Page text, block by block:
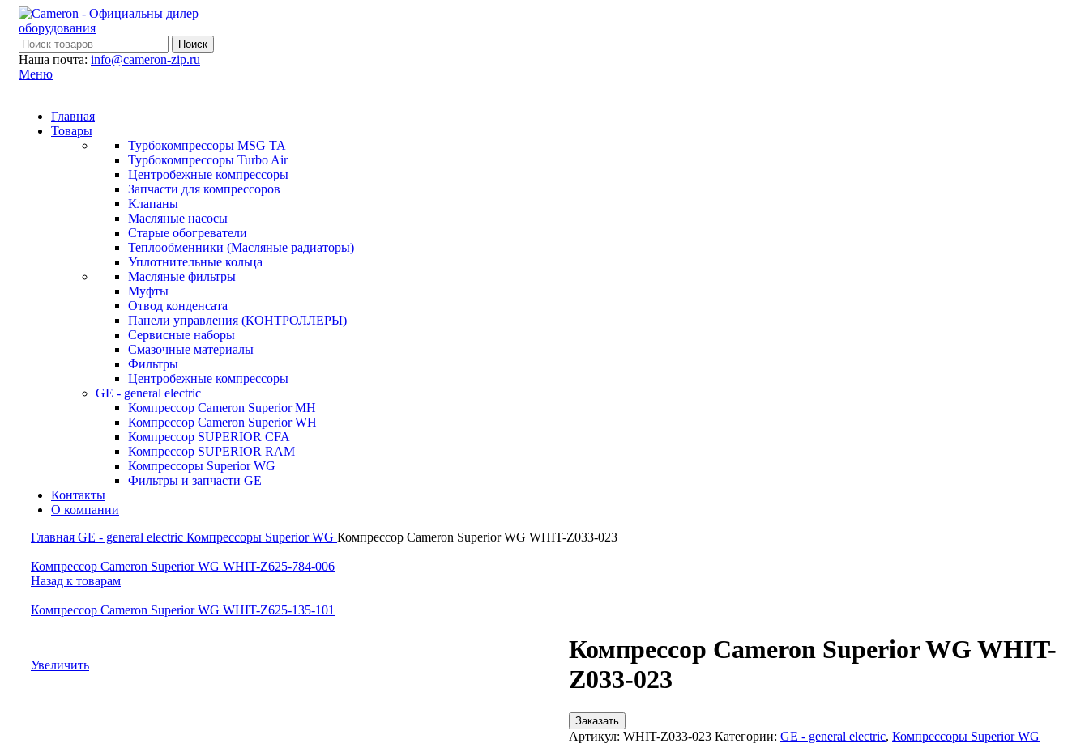
Поиск
Наша почта: info@cameron-zip.ru
Меню
Главная
Товары
Турбокомпрессоры MSG TA
Турбокомпрессоры Turbo Air
Центробежные компрессоры
Запчасти для компрессоров
Клапаны
Масляные насосы
Старые обогреватели
Теплообменники (Масляные радиаторы)
Уплотнительные кольца
Масляные фильтры
Муфты
Отвод конденсата
Панели управления (КОНТРОЛЛЕРЫ)
Сервисные наборы
Смазочные материалы
Фильтры
Центробежные компрессоры
GE - general electric
Компрессор Cameron Superior MH
Компрессор Cameron Superior WH
Компрессор SUPERIOR CFA
Компрессор SUPERIOR RAM
Компрессоры Superior WG
Фильтры и запчасти GE
Контакты
О компании
Главная GE - general electric Компрессоры Superior WG Компрессор Cameron Superior WG WHIT-Z033-023
Компрессор Cameron Superior WG WHIT-Z625-784-006
Назад к товарам
Компрессор Cameron Superior WG WHIT-Z625-135-101
Увеличить
Компрессор Cameron Superior WG WHIT-
Z033-023
Заказать
Артикул: WHIT-Z033-023 Категории: GE - general electric, Компрессоры Superior WG